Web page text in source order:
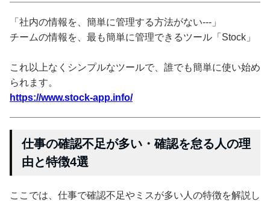
「社内の情報を、簡単に管理する方法がない---」
チームの情報を、最も簡単に管理できるツール「Stock」
これ以上なくシンプルなツールで、誰でも簡単に使い始め
られます。
https://www.stock-app.info/
仕事の確認不足が多い・確認を怠る人の理
由と特徴4選
ここでは、仕事で確認不足やミスが多い人の特徴を解説し